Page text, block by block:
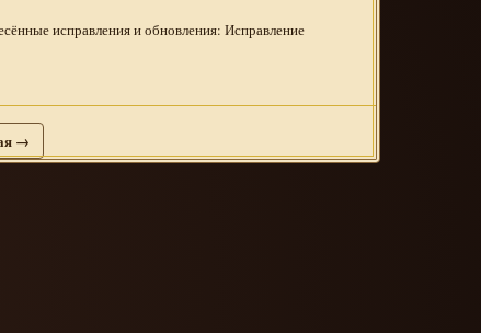
исправления и обновления: Исправление
→